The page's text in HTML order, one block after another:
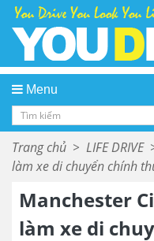
Menu
Trang chủ > LIFE DRIVE
làm xe di chuyển chính
Manchester
làm xe di